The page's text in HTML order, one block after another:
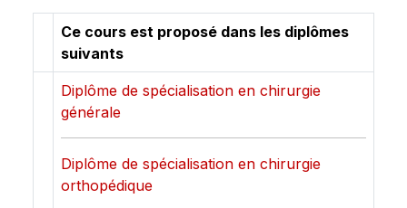
Ce cours est proposé dans les diplômes
suivants
Diplôme de spécialisation en chirurgie
générale
Diplôme de spécialisation en chirurgie
orthopédique